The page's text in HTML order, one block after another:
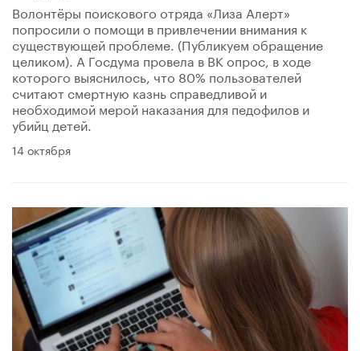
Волонтёры поискового отряда «Лиза Алерт»
попросили о помощи в привлечении внимания к
существующей проблеме. (Публикуем обращение
целиком). А Госдума провела в ВК опрос, в ходе
которого выяснилось, что 80% пользователей
считают смертную казнь справедливой и
необходимой мерой наказания для педофилов и
убийц детей.
14 октября